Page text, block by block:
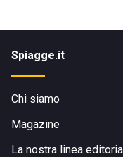
Spiagge.it
Chi siamo
Magazine
La nostra linea